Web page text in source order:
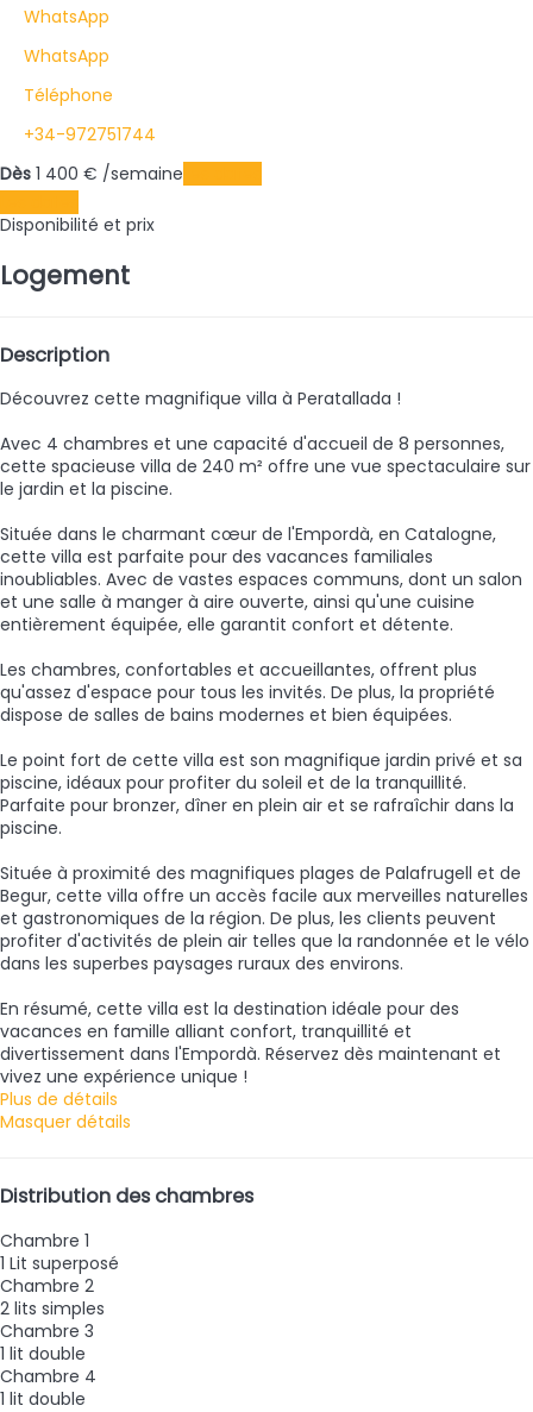
WhatsApp
WhatsApp
Téléphone
+34-972751744
Dès 1 400 € /semaine
Disponibilité et prix
Logement
Description
Découvrez cette magnifique villa à Peratallada !
Avec 4 chambres et une capacité d'accueil de 8 personnes,
cette spacieuse villa de 240 m² offre une vue spectaculaire sur
le jardin et la piscine.
Située dans le charmant cœur de l'Empordà, en Catalogne,
cette villa est parfaite pour des vacances familiales
inoubliables. Avec de vastes espaces communs, dont un salon
et une salle à manger à aire ouverte, ainsi qu'une cuisine
entièrement équipée, elle garantit confort et détente.
Les chambres, confortables et accueillantes, offrent plus
qu'assez d'espace pour tous les invités. De plus, la propriété
dispose de salles de bains modernes et bien équipées.
Le point fort de cette villa est son magnifique jardin privé et sa
piscine, idéaux pour profiter du soleil et de la tranquillité.
Parfaite pour bronzer, dîner en plein air et se rafraîchir dans la
piscine.
Située à proximité des magnifiques plages de Palafrugell et de
Begur, cette villa offre un accès facile aux merveilles naturelles
et gastronomiques de la région. De plus, les clients peuvent
profiter d'activités de plein air telles que la randonnée et le vélo
dans les superbes paysages ruraux des environs.
En résumé, cette villa est la destination idéale pour des
vacances en famille alliant confort, tranquillité et
divertissement dans l'Empordà. Réservez dès maintenant et
vivez une expérience unique !
Plus de détails
Masquer détails
Distribution des chambres
Chambre 1
1 Lit superposé
Chambre 2
2 lits simples
Chambre 3
1 lit double
Chambre 4
1 lit double